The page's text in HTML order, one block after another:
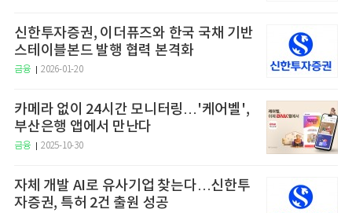
신한투자증권, 이더퓨즈와 한국 국채 기반
스테이블본드 발행 협력 본격화
금융 2026-01-20
카메라 없이 24시간 모니터링…'케어벨',
부산은행 앱에서 만난다
금융 2025-10-30
자체 개발 AI로 유사기업 찾는다…신한투
자증권, 특허 2건 출원 성공